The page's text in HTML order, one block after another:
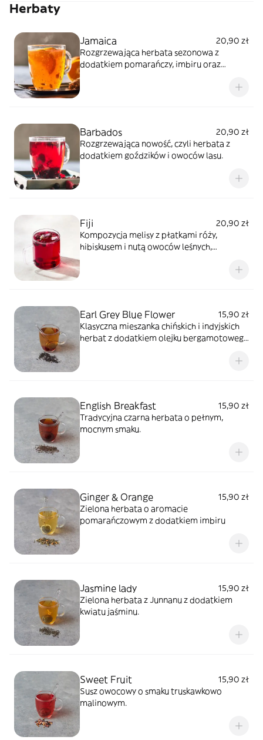
Herbaty
Jamaica
20,90 zł
Rozgrzewająca herbata sezonowa z
dodatkiem pomarańczy, imbiru oraz
Barbados
20,90 zł
Rozgrzewająca nowość, czyli herbata z
dodatkiem goździków i owoców lasu.
Fiji
20,90 zł
Kompozycja melisy z płatkami róży,
hibiskusem i nutą owoców leśnych,
Earl Grey Blue Flower
15,90 zł
Klasyczna mieszanka chińskich i indyjskich
herbat z dodatkiem olejku bergamotowego
English Breakfast
15,90 zł
Tradycyjna czarna herbata o pełnym,
mocnym smaku.
Ginger & Orange
15,90 zł
Zielona herbata o aromacie
pomarańczowym z dodatkiem imbiru
Jasmine lady
15,90 zł
Zielona herbata z Junnanu z dodatkiem
kwiatu jaśminu.
Sweet Fruit
15,90 zł
Susz owocowy o smaku truskawkowo
malinowym.